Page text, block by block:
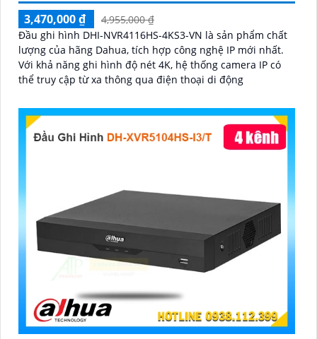
3,470,000 ₫
4,955,000 ₫
Đầu ghi hình DHI-NVR4116HS-4KS3-VN là sản phẩm chất
lượng của hãng Dahua, tích hợp công nghệ IP mới nhất.
Với khả năng ghi hình độ nét 4K, hệ thống camera IP có
thể truy cập từ xa thông qua điện thoại di động